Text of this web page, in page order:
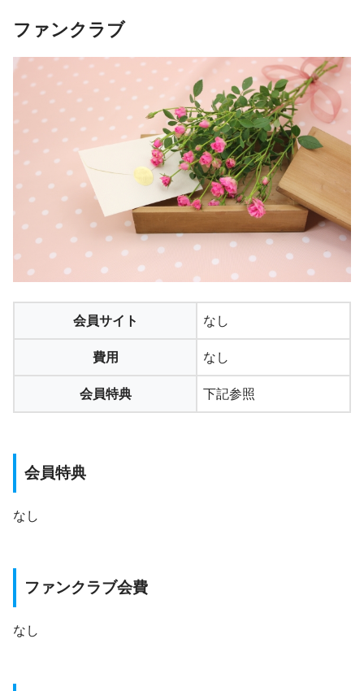
ファンクラブ
会員サイト なし
費用 なし
会員特典 下記参照
会員特典
なし
ファンクラブ会費
なし